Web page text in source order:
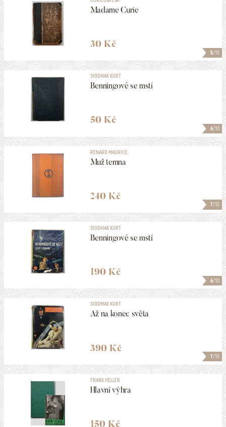
5/10
Madame Curie
30 Kč
6/10
SIODMAK KURT
Benningové se mstí
50 Kč
7/10
RENARD MAURICE
Muž temna
240 Kč
6/10
SIODMAK KURT
Benningové se mstí
190 Kč
7/10
SIODMAK KURT
Až na konec světa
390 Kč
FRANK HELLER
Hlavní výhra
150 Kč